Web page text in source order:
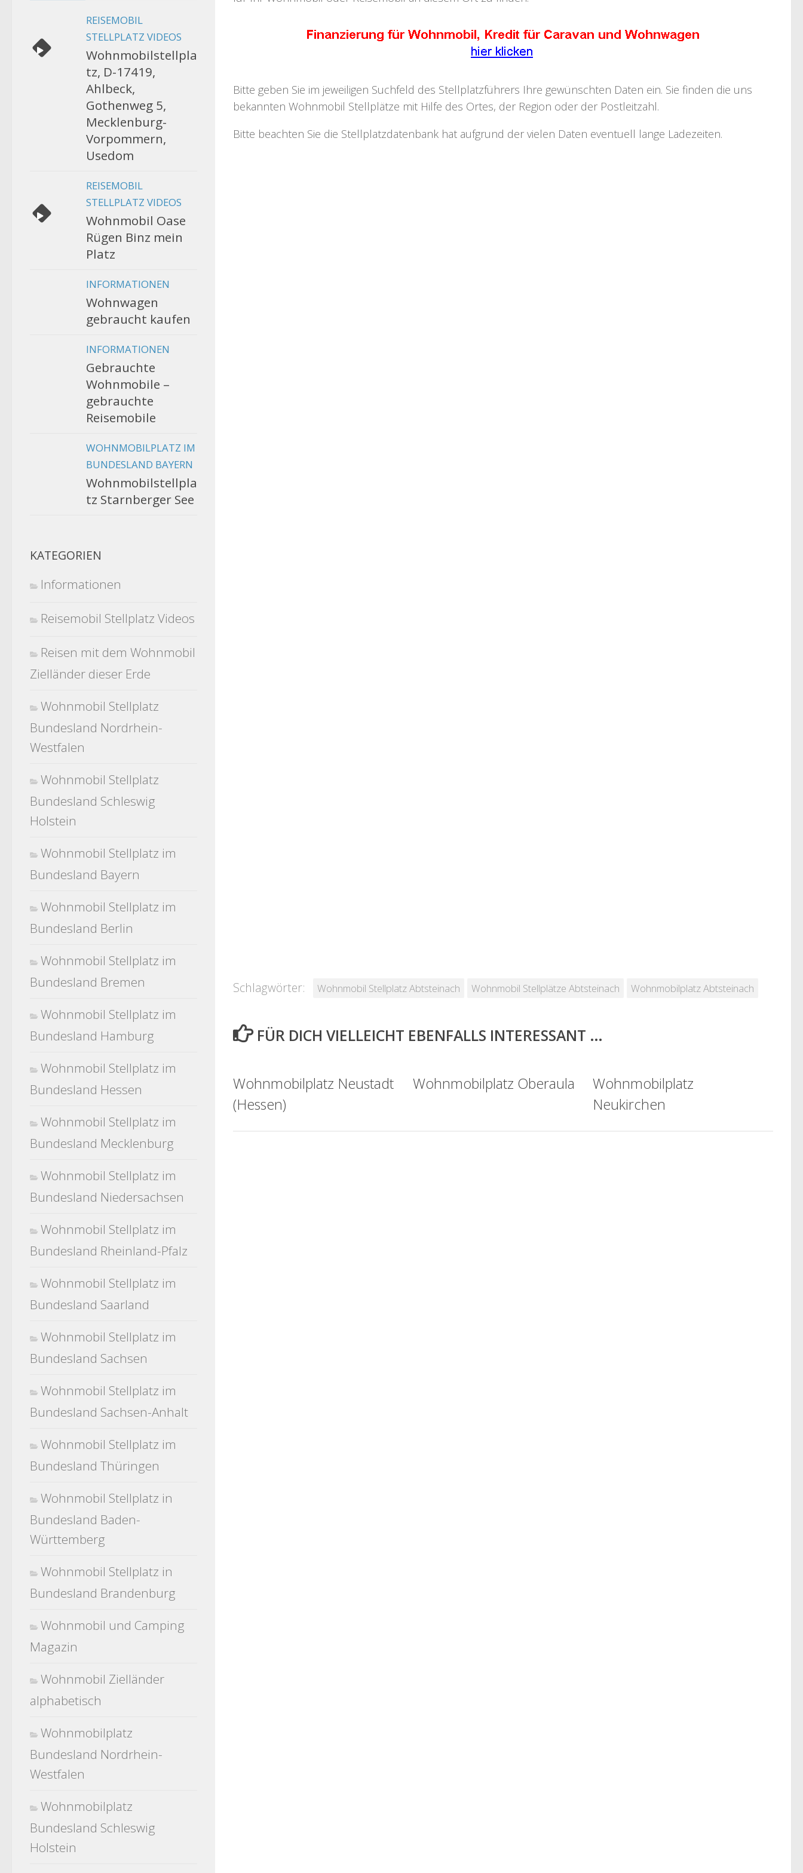
Bitte geben Sie im jeweiligen Suchfeld des Stellplatzführers Ihre gewünschten Daten ein. Sie finden die uns
bekannten Wohnmobil Stellplätze mit Hilfe des Ortes, der Region oder der Postleitzahl.
Bitte beachten Sie die Stellplatzdatenbank hat aufgrund der vielen Daten eventuell lange Ladezeiten.
Schlagwörter: Wohnmobil Stellplatz Abtsteinach Wohnmobil Stellplätze Abtsteinach Wohnmobilplatz Abtsteinach
FÜR DICH VIELLEICHT EBENFALLS INTERESSANT …
Wohnmobilplatz Neustadt
(Hessen)
Wohnmobilplatz Oberaula
Wohnmobilplatz
Neukirchen
REISEMOBIL
STELLPLATZ VIDEOS
Wohnmobilstellpla
tz, D-17419,
Ahlbeck,
Gothenweg 5,
Mecklenburg-
Vorpommern,
Usedom
REISEMOBIL
STELLPLATZ VIDEOS
Wohnmobil Oase
Rügen Binz mein
Platz
INFORMATIONEN
Wohnwagen
gebraucht kaufen
INFORMATIONEN
Gebrauchte
Wohnmobile –
gebrauchte
Reisemobile
WOHNMOBILPLATZ IM
BUNDESLAND BAYERN
Wohnmobilstellpla
tz Starnberger See
KATEGORIEN
Informationen
Reisemobil Stellplatz Videos
Reisen mit dem Wohnmobil
Zielländer dieser Erde
Wohnmobil Stellplatz
Bundesland Nordrhein-
Westfalen
Wohnmobil Stellplatz
Bundesland Schleswig
Holstein
Wohnmobil Stellplatz im
Bundesland Bayern
Wohnmobil Stellplatz im
Bundesland Berlin
Wohnmobil Stellplatz im
Bundesland Bremen
Wohnmobil Stellplatz im
Bundesland Hamburg
Wohnmobil Stellplatz im
Bundesland Hessen
Wohnmobil Stellplatz im
Bundesland Mecklenburg
Wohnmobil Stellplatz im
Bundesland Niedersachsen
Wohnmobil Stellplatz im
Bundesland Rheinland-Pfalz
Wohnmobil Stellplatz im
Bundesland Saarland
Wohnmobil Stellplatz im
Bundesland Sachsen
Wohnmobil Stellplatz im
Bundesland Sachsen-Anhalt
Wohnmobil Stellplatz im
Bundesland Thüringen
Wohnmobil Stellplatz in
Bundesland Baden-
Württemberg
Wohnmobil Stellplatz in
Bundesland Brandenburg
Wohnmobil und Camping
Magazin
Wohnmobil Zielländer
alphabetisch
Wohnmobilplatz
Bundesland Nordrhein-
Westfalen
Wohnmobilplatz
Bundesland Schleswig
Holstein